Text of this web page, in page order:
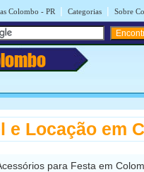
Colombo - PR | Categorias | Sobre
e Locação em
para Festa em